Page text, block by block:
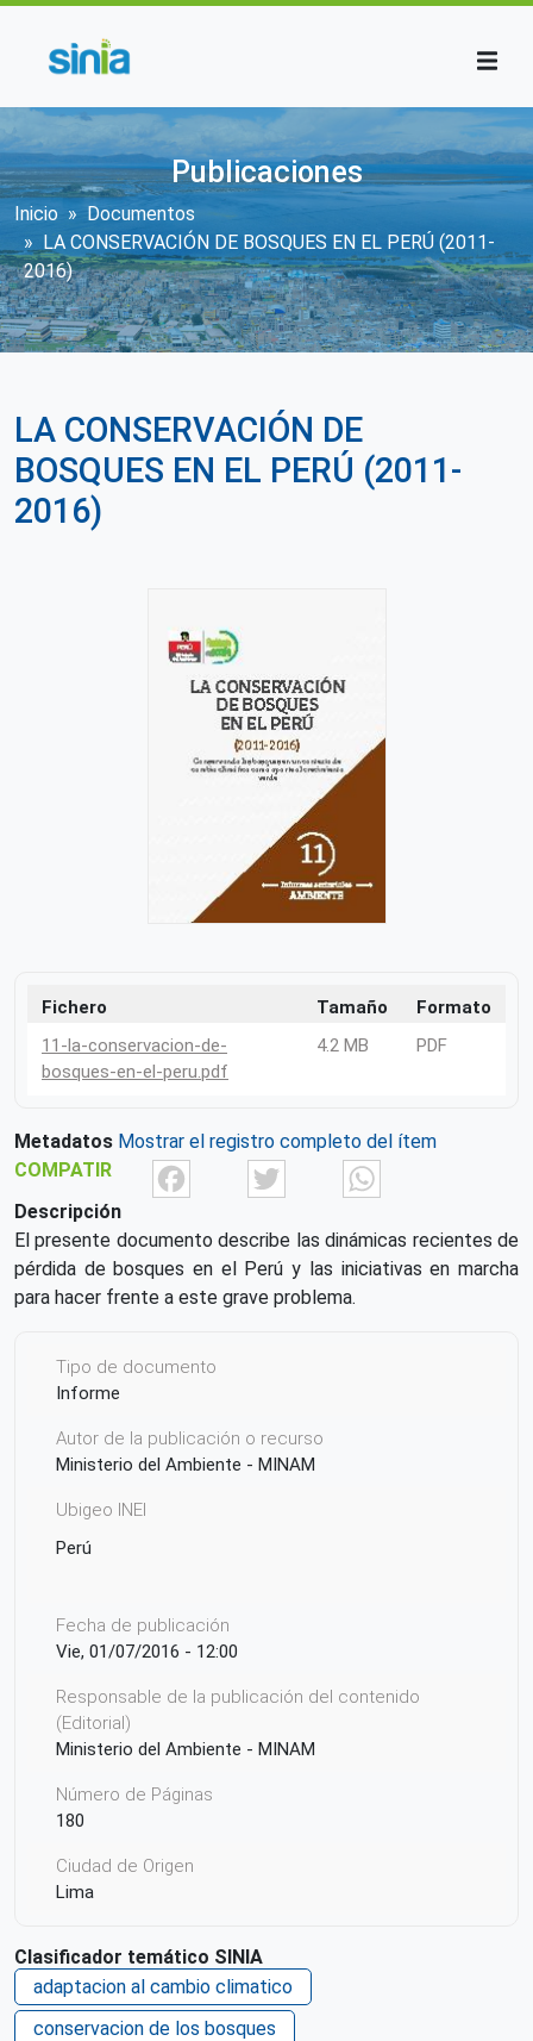
Publicaciones
Sobrescribir enlaces de ayuda a la
Inicio
Documentos
LA CONSERVACIÓN DE BOSQUES EN EL PERÚ (2011-
2016)
LA CONSERVACIÓN DE
BOSQUES EN EL PERÚ (2011-
2016)
Fichero Tamaño
Formato
11-la-conservacion-de-
bosques-en-el-peru.pdf
4.2 MB PDF
Metadatos Mostrar el registro completo del ítem
COMPATIR
FacebookTwitter
Descripción
El presente documento describe las dinámicas recientes de
pérdida de bosques en el Perú y las iniciativas en marcha
para hacer frente a este grave problema.
Tipo de documento
Informe
Autor de la publicación o recurso
Ministerio del Ambiente - MINAM
Ubigeo INEI
Perú
Fecha de publicación
Vie, 01/07/2016 - 12:00
Responsable de la publicación del contenido
(Editorial)
Ministerio del Ambiente - MINAM
Número de Páginas
180
Ciudad de Origen
Lima
Perú
Repositorio de origen
SINIA MINAM
Clasificador temático SINIA
adaptacion al cambio climatico
conservacion de los bosques